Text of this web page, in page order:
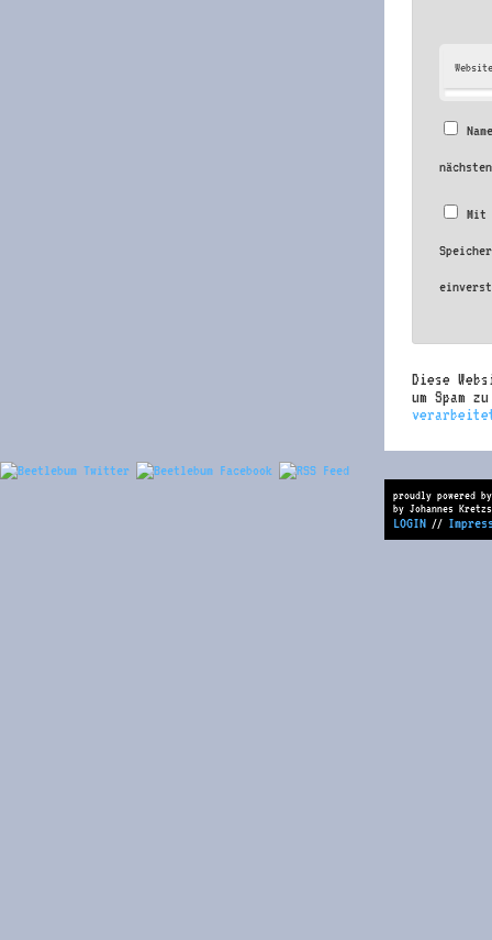
Mit
Diese
um Spam
proudly powered
by Johannes
LOGIN //